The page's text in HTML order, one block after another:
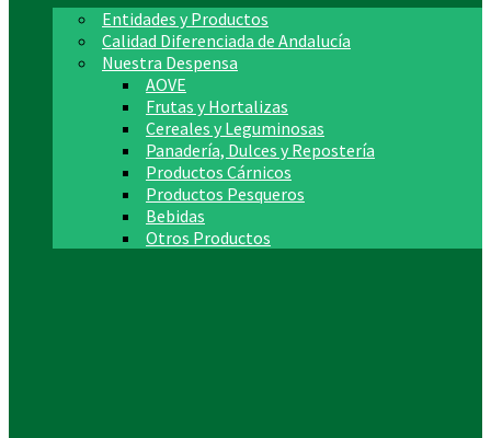
Entidades y Productos
Calidad Diferenciada de Andalucía
Nuestra Despensa
AOVE
Frutas y Hortalizas
Cereales y Leguminosas
Panadería, Dulces y Repostería
Productos Cárnicos
Productos Pesqueros
Bebidas
Otros Productos